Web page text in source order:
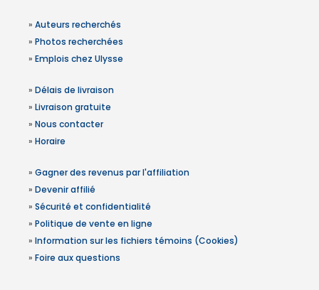
» Auteurs recherchés
» Photos recherchées
» Emplois chez Ulysse
» Délais de livraison
» Livraison gratuite
» Nous contacter
» Horaire
» Gagner des revenus par l'affiliation
» Devenir affilié
» Sécurité et confidentialité
» Politique de vente en ligne
» Information sur les fichiers témoins (Cookies)
» Foire aux questions